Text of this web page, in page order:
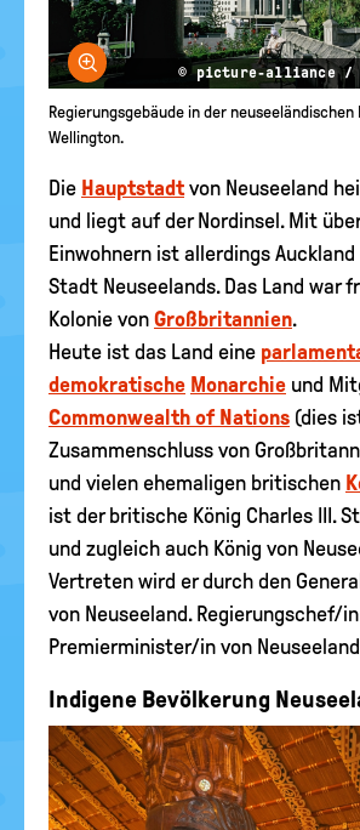
Bild vergrößern
© picture-alliance /
Regierungsgebäude in der
Wellington.
Die Hauptstadtvon Neuseeland
und liegt auf der Nordinsel. Mit
Einwohnern ist allerdings
Stadt Neuseelands. Das Land war
Kolonie von Großbritannien.
Heute ist das Land eine
demokratische Monarchie und
Commonwealth of Nations (dies
Zusammenschluss von
und vielen ehemaligen britischen
ist der britische König Charles III.
und zugleich auch König von
Vertreten wird er durch den
von Neuseeland. Regierungschef/
Premierminister/in von
Indigene Bevölkerung